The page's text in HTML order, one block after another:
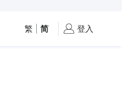
繁 简 登入